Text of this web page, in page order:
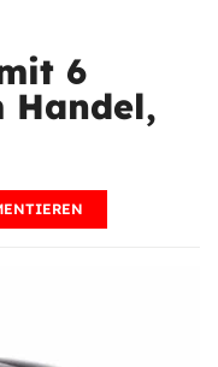
6
Handel,